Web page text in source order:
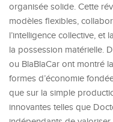
organisée solide. Cette
modèles flexibles,
l’intelligence collective, et
la possession matérielle.
ou BlaBlaCar ont montré
formes d’économie
que sur la simple
innovantes telles que